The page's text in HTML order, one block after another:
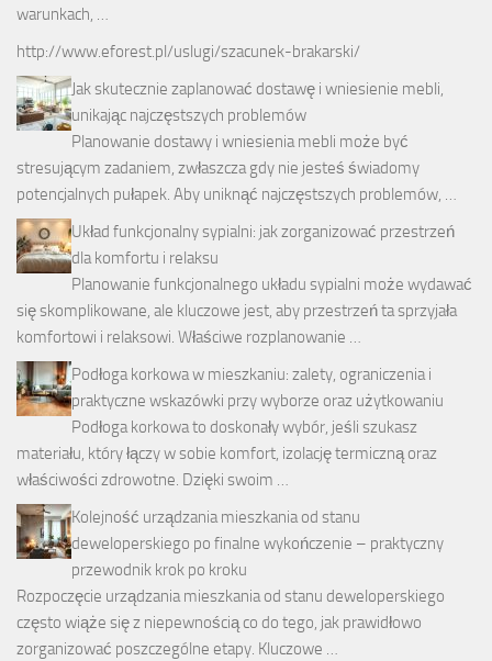
warunkach, …
http://www.eforest.pl/uslugi/szacunek-brakarski/
Jak skutecznie zaplanować dostawę i wniesienie mebli,
unikając najczęstszych problemów
Planowanie dostawy i wniesienia mebli może być
stresującym zadaniem, zwłaszcza gdy nie jesteś świadomy
potencjalnych pułapek. Aby uniknąć najczęstszych problemów, …
Układ funkcjonalny sypialni: jak zorganizować przestrzeń
dla komfortu i relaksu
Planowanie funkcjonalnego układu sypialni może wydawać
się skomplikowane, ale kluczowe jest, aby przestrzeń ta sprzyjała
komfortowi i relaksowi. Właściwe rozplanowanie …
Podłoga korkowa w mieszkaniu: zalety, ograniczenia i
praktyczne wskazówki przy wyborze oraz użytkowaniu
Podłoga korkowa to doskonały wybór, jeśli szukasz
materiału, który łączy w sobie komfort, izolację termiczną oraz
właściwości zdrowotne. Dzięki swoim …
Kolejność urządzania mieszkania od stanu
deweloperskiego po finalne wykończenie – praktyczny
przewodnik krok po kroku
Rozpoczęcie urządzania mieszkania od stanu deweloperskiego
często wiąże się z niepewnością co do tego, jak prawidłowo
zorganizować poszczególne etapy. Kluczowe …